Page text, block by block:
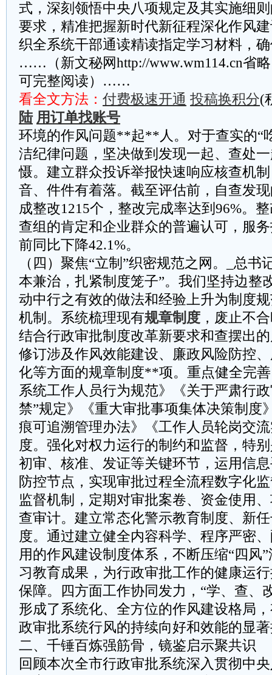
式，深刻领悟中央八项规定及其实施细
要求，精准把握新时代新征程深化作风
织全系统干部通读精读指定学习材料，
……（新文秘网http://www.wm114.cn省
可完整阅读）……
看全文方法： 付费极速开通 投稿换积分(
陆 用订单找账号
环境的作风问题**起**人。对于查实的“
洁纪律问题，坚决做到发现一起、查处
慑。建立群众投诉举报快速响应核查机
音、件件有着落。截至评估前，自查发
成整改1215个，整改完成率达到96%。
查组的肯定和企业群众的普遍认可，服
前同比下降42.1%。
（四）聚焦“立制”织密规范之网。_总书
本兼治，扎紧制度笼子”。我们坚持边整
动中行之有效的做法和经验上升为制度
机制。系统梳理现有规章制度 ，废止不
结合行政审批制度改革新要求和查摆出
修订涉及作风效能建设、廉政风险防控
化等方面的规章制度**项。重点健全完
系统工作人员行为规范》《关于严肃行
禁”规定》《重大审批事项集体决策制度
痕可追溯管理办法》《工作人员轮岗交
度。强化对权力运行的制约和监督，特
初审、核准、发证等关键环节，运用信
防控节点，实现审批过程全流程数字化
监督机制，定期对审批案卷、资金使用
查审计。建立常态化警示教育制度、新
度。通过建立健全内容科学、程序严密
用的作风建设制度体系，不断压缩“四风
习教育成果，为行政审批工作的健康运
保障。四方面工作协同发力，“学、查、
形成了系统化、全方位的作风建设格局
政审批系统行风的持续向好和效能的显
二、千锤百炼强筋骨，镜鉴启示聚共识
回顾本次全市行政审批系统深入贯彻中